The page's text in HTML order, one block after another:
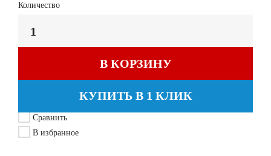
Количество
В КОРЗИНУ
КУПИТЬ В 1 КЛИК
Сравнить
В избранное